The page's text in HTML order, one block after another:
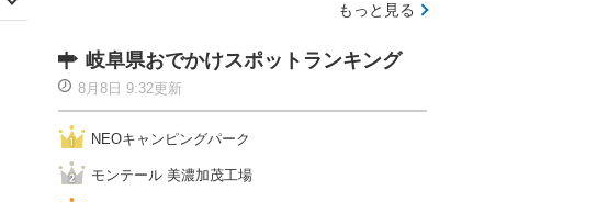
もっと見る
岐阜県おでかけスポットランキング
8月8日 9:32更新
NEOキャンピングパーク
モンテール 美濃加茂工場